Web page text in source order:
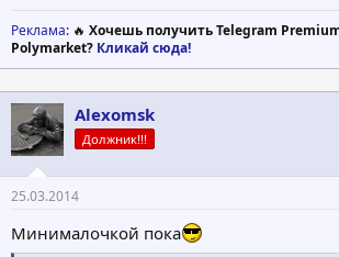
Реклама: 🔥 Хочешь получить Telegram
Polymarket? Кликай сюда!
Alexomsk
Должник!!!
25.03.2014
Минималочкой пока